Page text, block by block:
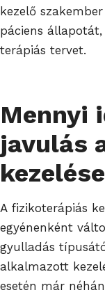
kezelő
páciens
terápiás tervet.
Mennyi
javulás
A fizikoterápiás
egyénenként
gyulladás
alkalmazott
esetén már